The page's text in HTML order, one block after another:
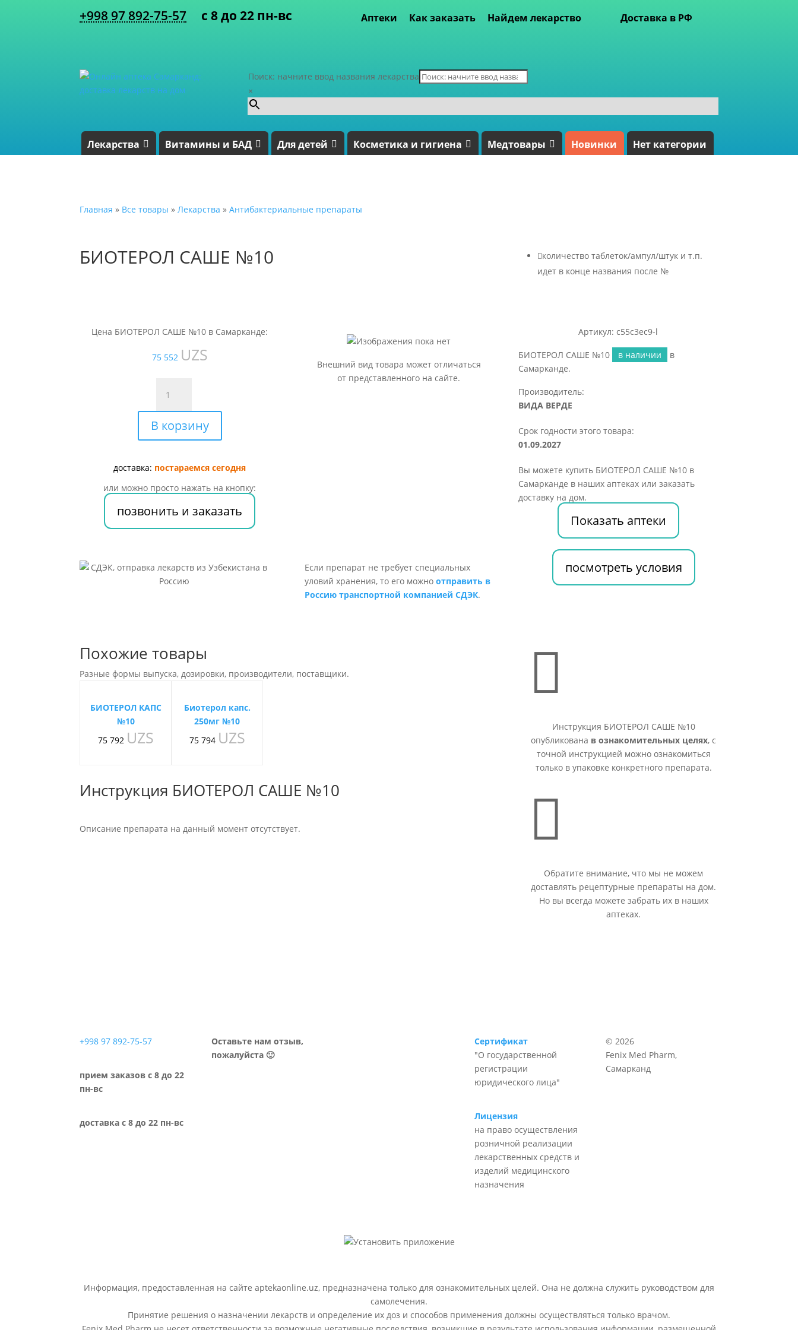
+998 97 892-75-57 с 8 до 22 пн-вс Аптеки Как заказать Найдем лекарство Доставка в РФ
Поиск: начните ввод названия лекарства
×
Лекарства Витамины и БАД Для детей Косметика и гигиена Медтовары Новинки Нет категории
Главная » Все товары » Лекарства » Антибактериальные препараты
БИОТЕРОЛ САШЕ №10 количество таблеток/ампул/штук и т.п.
идет в конце названия после №
Цена БИОТЕРОЛ САШЕ №10 в Самарканде:
75 552 UZS
товара
БИОТЕРОЛ
САШЕ
№10
В корзину
доставка: постараемся сегодня
или можно просто нажать на кнопку:
позвонить и заказать
Внешний вид товара может отличаться
от представленного на сайте.
Артикул: c55c3ec9-l
БИОТЕРОЛ САШЕ №10 в наличии
в
Самарканде.
Производитель:
ВИДА ВЕРДЕ
Срок годности этого товара:
01.09.2027
Вы можете купить БИОТЕРОЛ САШЕ №10 в
Самарканде в наших аптеках или заказать
доставку на дом.
Показать аптеки
Если препарат не требует специальных
уловий хранения, то его можно отправить в
Россию транспортной компанией СДЭК.
посмотреть условия
Похожие товары
Разные формы выпуска, дозировки, производители, поставщики.
БИОТЕРОЛ КАПС
№10
75 792 UZS
Биотерол капс.
250мг №10
75 794 UZS
Инструкция БИОТЕРОЛ САШЕ №10
Описание препарата на данный момент отсутствует.

Инструкция БИОТЕРОЛ САШЕ №10
опубликована в ознакомительных целях, с
точной инструкцией можно ознакомиться
только в упаковке конкретного препарата.

Обратите внимание, что мы не можем
доставлять рецептурные препараты на дом.
Но вы всегда можете забрать их в наших
аптеках.
+998 97 892-75-57
прием заказов с 8 до 22
пн-вс
доставка с 8 до 22 пн-вс
Оставьте нам отзыв,
пожалуйста 🙂
Сертификат
"О государственной
регистрации
юридического лица"
Лицензия
на право осуществления
розничной реализации
лекарственных средств и
изделий медицинского
назначения
© 2026
Fenix Med Pharm,
Самарканд
Информация, предоставленная на сайте aptekaonline.uz, предназначена только для ознакомительных целей. Она не должна служить руководством для
самолечения.
Принятие решения о назначении лекарств и определение их доз и способов применения должны осуществляться только врачом.